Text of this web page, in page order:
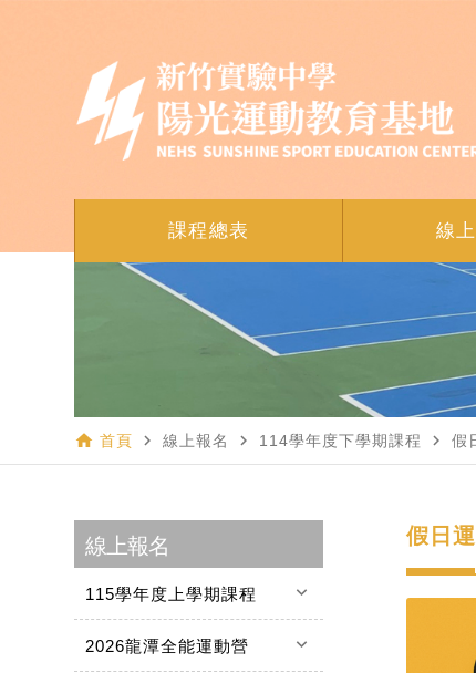
課程總表 線
home 首頁 navigate_next 線上報名 navigate_next 114學年度下學期課程 navigate_next 假
線上報名
115學年度上學期課程 keyboard_arrow_down
2026龍潭全能運動營 keyboard_arrow_down
假日